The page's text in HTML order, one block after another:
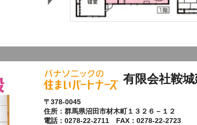
有限会社鞍
〒378-0045
住所：群馬県沼田市材木町１３２６－１２
電話：0278-22-2711 FAX：0278-22-2723